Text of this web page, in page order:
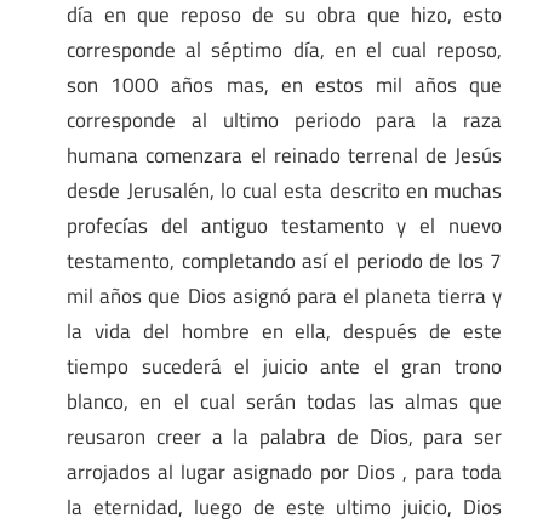
día en que reposo de su obra que hizo, esto
corresponde al séptimo día, en el cual reposo,
son 1000 años mas, en estos mil años que
corresponde al ultimo periodo para la raza
humana comenzara el reinado terrenal de Jesús
desde Jerusalén, lo cual esta descrito en muchas
profecías del antiguo testamento y el nuevo
testamento, completando así el periodo de los 7
mil años que Dios asignó para el planeta tierra y
la vida del hombre en ella, después de este
tiempo sucederá el juicio ante el gran trono
blanco, en el cual serán todas las almas que
reusaron creer a la palabra de Dios, para ser
arrojados al lugar asignado por Dios , para toda
la eternidad, luego de este ultimo juicio, Dios